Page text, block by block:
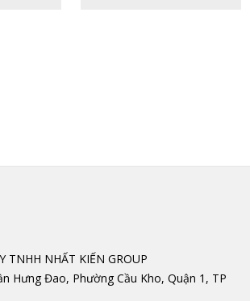
TNHH NHẤT KIẾN GROUP
Hưng Đao, Phường Cầu Kho, Quận 1, TP